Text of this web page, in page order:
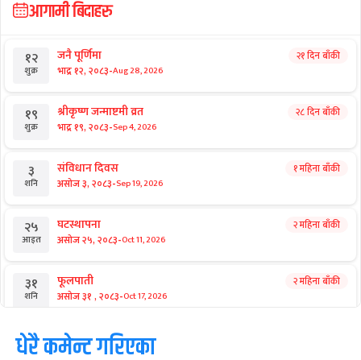
आगामी बिदाहरु
१२
शुक्र
जनै पूर्णिमा
भाद्र १२, २०८३-Aug 28, 2026
२१ दिन बाँकी
१९
शुक्र
श्रीकृष्ण जन्माष्टमी व्रत
भाद्र १९, २०८३-Sep 4, 2026
२८ दिन बाँकी
३
शनि
संविधान दिवस
असोज ३, २०८३-Sep 19, 2026
१ महिना बाँकी
२५
आइत
घटस्थापना
असोज २५, २०८३-Oct 11, 2026
२ महिना बाँकी
३१
शनि
फूलपाती
असोज ३१ , २०८३-Oct 17, 2026
२ महिना बाँकी
१
आइत
कार्तिक सङ्क्रान्ति
कार्तिक १, २०८३-Oct 18, 2026
धेरै कमेन्ट गरिएका